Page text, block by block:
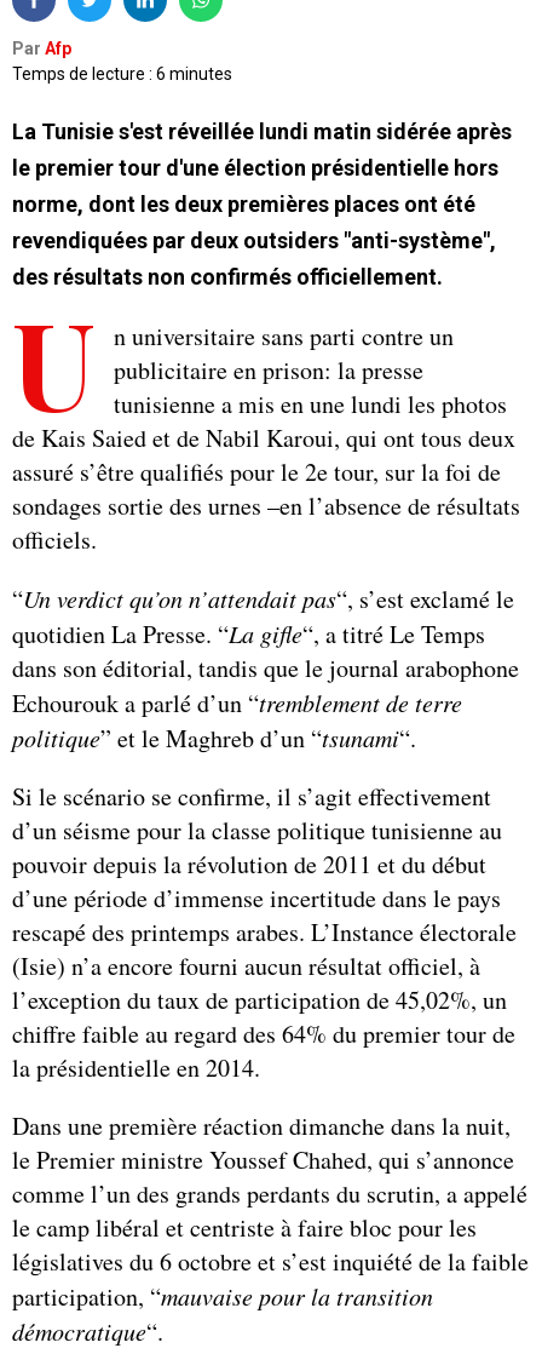
Par Afp
Temps de lecture : 6 minutes
La Tunisie s'est réveillée lundi matin sidérée après
le premier tour d'une élection présidentielle hors
norme, dont les deux premières places ont été
revendiquées par deux outsiders "anti-système",
des résultats non confirmés officiellement.
U
n universitaire sans parti contre un
publicitaire en prison: la presse
tunisienne a mis en une lundi les photos
de Kais Saied et de Nabil Karoui, qui ont tous deux
assuré s’être qualifiés pour le 2e tour, sur la foi de
sondages sortie des urnes –en l’absence de résultats
officiels.
“Un verdict qu’on n’attendait pas“, s’est exclamé le
quotidien La Presse. “La gifle“, a titré Le Temps
dans son éditorial, tandis que le journal arabophone
Echourouk a parlé d’un “tremblement de terre
politique” et le Maghreb d’un “tsunami“.
Si le scénario se confirme, il s’agit effectivement
d’un séisme pour la classe politique tunisienne au
pouvoir depuis la révolution de 2011 et du début
d’une période d’immense incertitude dans le pays
rescapé des printemps arabes. L’Instance électorale
(Isie) n’a encore fourni aucun résultat officiel, à
l’exception du taux de participation de 45,02%, un
chiffre faible au regard des 64% du premier tour de
la présidentielle en 2014.
Dans une première réaction dimanche dans la nuit,
le Premier ministre Youssef Chahed, qui s’annonce
comme l’un des grands perdants du scrutin, a appelé
le camp libéral et centriste à faire bloc pour les
législatives du 6 octobre et s’est inquiété de la faible
participation, “mauvaise pour la transition
démocratique“.